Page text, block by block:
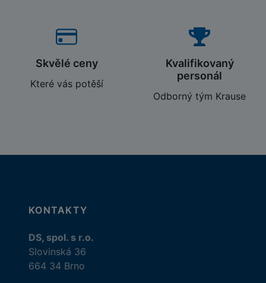
Skvělé ceny
Které vás potěší
Kvalifikovaný
personál
Odborný tým Krause
KONTAKTY
DS, spol. s r.o.
Slovinská 36
664 34 Brno